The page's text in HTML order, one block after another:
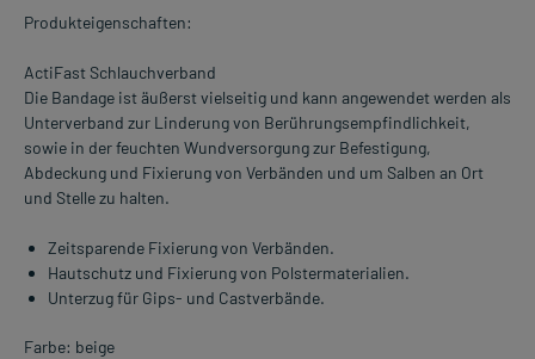
Produkteigenschaften:
ActiFast Schlauchverband
Die Bandage ist äußerst vielseitig und kann angewendet werden als
Unterverband zur Linderung von Berührungsempfindlichkeit,
sowie in der feuchten Wundversorgung zur Befestigung,
Abdeckung und Fixierung von Verbänden und um Salben an Ort
und Stelle zu halten.
Zeitsparende Fixierung von Verbänden.
Hautschutz und Fixierung von Polstermaterialien.
Unterzug für Gips- und Castverbände.
Farbe: beige